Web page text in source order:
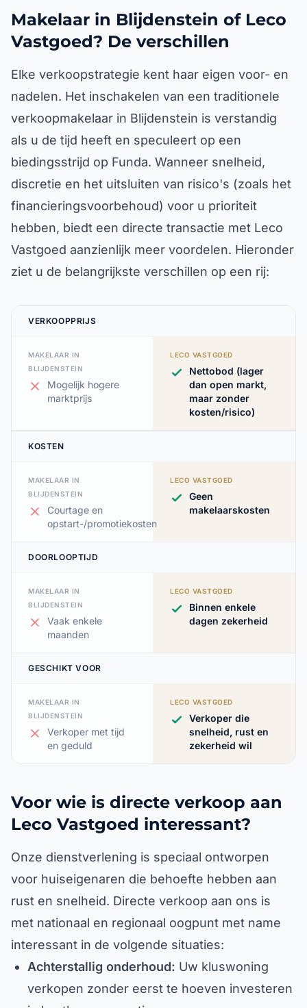
Makelaar in Blijdenstein of Leco
Vastgoed? De verschillen
Elke verkoopstrategie kent haar eigen voor- en
nadelen. Het inschakelen van een traditionele
verkoopmakelaar in Blijdenstein is verstandig
als u de tijd heeft en speculeert op een
biedingsstrijd op Funda. Wanneer snelheid,
discretie en het uitsluiten van risico's (zoals het
financieringsvoorbehoud) voor u prioriteit
hebben, biedt een directe transactie met Leco
Vastgoed aanzienlijk meer voordelen. Hieronder
ziet u de belangrijkste verschillen op een rij:
VERKOOPPRIJS
MAKELAAR IN
BLIJDENSTEIN
Mogelijk hogere
marktprijs
LECO VASTGOED
Nettobod (lager
dan open markt,
maar zonder
kosten/risico)
KOSTEN
MAKELAAR IN
BLIJDENSTEIN
Courtage en
opstart-/promotiekosten
LECO VASTGOED
Geen
makelaarskosten
DOORLOOPTIJD
MAKELAAR IN
BLIJDENSTEIN
Vaak enkele
maanden
LECO VASTGOED
Binnen enkele
dagen zekerheid
GESCHIKT VOOR
MAKELAAR IN
BLIJDENSTEIN
Verkoper met tijd
en geduld
LECO VASTGOED
Verkoper die
snelheid, rust en
zekerheid wil
Voor wie is directe verkoop aan
Leco Vastgoed interessant?
Onze dienstverlening is speciaal ontworpen
voor huiseigenaren die behoefte hebben aan
rust en snelheid. Directe verkoop aan ons is
met nationaal en regionaal oogpunt met name
interessant in de volgende situaties:
Achterstallig onderhoud: Uw kluswoning
verkopen zonder eerst te hoeven investeren